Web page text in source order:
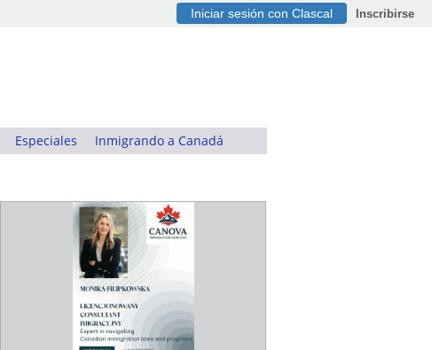
Iniciar sesión con Clascal Inscribirse
Especiales Inmigrando a Canadá